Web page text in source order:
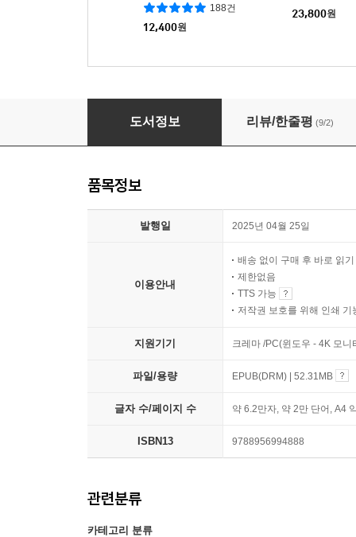
188건
12,400원
23,800원
왜 나는 쓸데없는 일에만 집중할까
도서정보 리뷰/한줄평 (9/2)
품목정보
발행일 2025년 04월 25일
이용안내
배송 없이 구매 후 바로 읽기
제한없음
TTS 가능
저작권 보호를 위해 인쇄 기
지원기기 크레마 /PC(윈도우 - 4K 모
파일/용량 EPUB(DRM) | 52.31MB
글자 수/페이지 수 약 6.2만자, 약 2만 단어, A4
ISBN13 9788956994888
관련분류
카테고리 분류